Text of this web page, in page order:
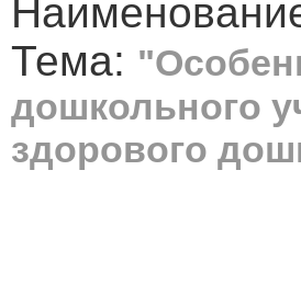
Тема:
дошкольного
здорового